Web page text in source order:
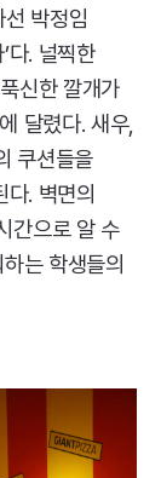
박정임
다. 널찍한
신한 깔개가
달렸다. 새우,
쿠션들을
다. 벽면의
간으로 알 수
는 학생들의